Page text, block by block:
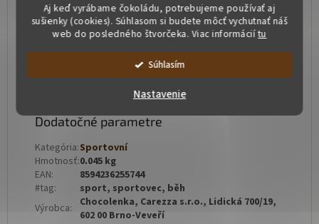
Aj keď vyrábame čokoládu, potrebujeme používať aj
sušienky (cookies). Súhlasom si budete môcť vychutnať náš
web do posledného štvorčeka. Viac informáciítu
Súhlasím
Nastavenie
Zloženie:kakao min. 58 %, kakaové maslo, cukor,
emulgátor:sójový lecitín, prírodná vanilka, farbené:
E555, E551, E172
Alergény: sójový lecitín
Naša čokoláda je bez lepku a pridaných tukov
Dodatočné parametre
Kategória:Sportovní
Hmotnosť:0.045 kg
EAN:
8594236255744
#tag:
sport, sportovec, běh
Výrobca:
Chocolenka, Carezza s.r.o., Lidická 700/19,
602 00 Brno-Veveří